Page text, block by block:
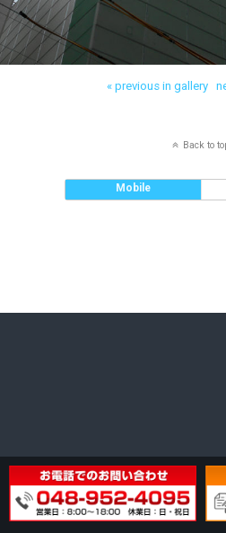
« previous in gallery
Back to
Mobile